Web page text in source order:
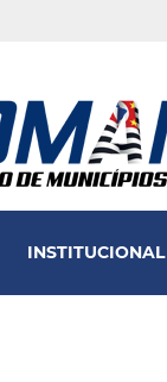
INSTITUCIONAL